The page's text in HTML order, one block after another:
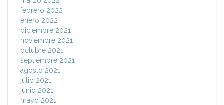
febrero 2022
enero 2022
diciembre 2021
noviembre 2021
octubre 2021
septiembre 2021
agosto 2021
julio 2021
junio 2021
mayo 2021